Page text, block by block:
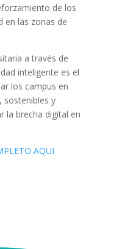
de los
en las zonas de
a través de
inteligente es el
los campus en
sostenibles y
la brecha digital en
AQUI